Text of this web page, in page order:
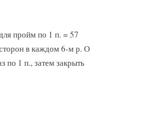
пройм по 1 п. = 57
в каждом 6-м р. О
по 1 п., затем закрыть